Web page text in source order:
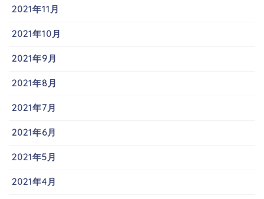
2021年11月
2021年10月
2021年9月
2021年8月
2021年7月
2021年6月
2021年5月
2021年4月